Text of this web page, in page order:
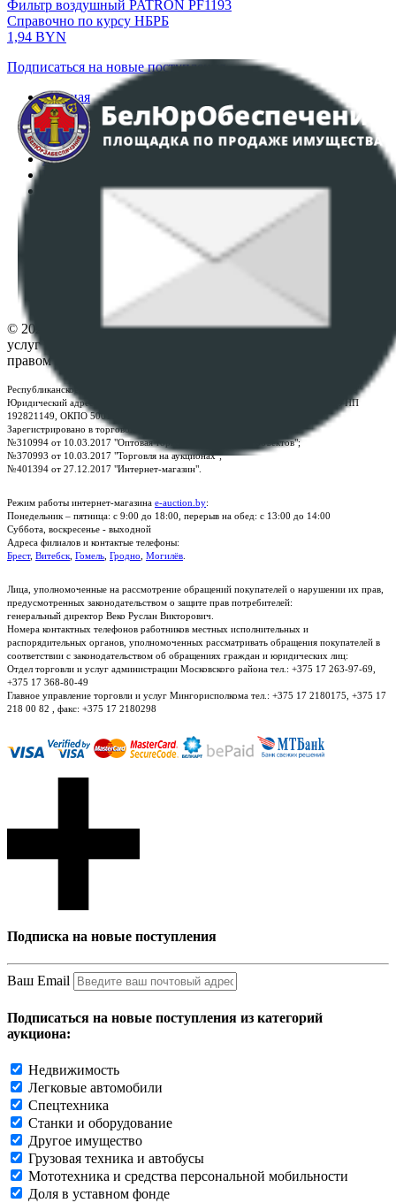
Фильтр воздушный PATRON PF1193
Справочно по курсу НБРБ
1,94 BYN
Подписаться на новые поступления
Главная
Аукционы
Интернет-магазин
Регламент организации и проведения торгов
Политика в отношении обработки персональных
ПОЛОЖЕНИЕ О ПОЛИТИКЕ ОБРАБОТКИ COOKIE-
Настройки cookie-файлов
© 2026 Республиканское унитарное предприятие по оказанию
услуг "БелЮрОбеспечение" - Все права защищены авторским
правом
Республиканское унитарное предприятие по оказанию услуг "БелЮрОбеспечение"
Юридический адрес: г. Минск, пр-т. Дзержинского, 1Б, e-mail:
, УНП
192821149, ОКПО 500111895000
Зарегистрировано в торговом реестре Республики Беларусь:
№310994 от 10.03.2017 "Оптовая торговля без торговых объектов";
№370993 от 10.03.2017 "Торговля на аукционах";
№401394 от 27.12.2017 "Интернет-магазин".
Режим работы интернет-магазина e-auction.by:
Понедельник – пятница: с 9:00 до 18:00, перерыв на обед: с 13:00 до 14:00
Суббота, воскресенье - выходной
Адреса филиалов и контактые телефоны:
Брест, Витебск Гомель Гродно Могилёв
Лица, уполномоченные на рассмотрение обращений покупателей о нарушении их прав,
предусмотренных законодательством о защите прав потребителей:
генеральный директор Веко Руслан Викторович.
Номера контактных телефонов работников местных исполнительных и
распорядительных органов, уполномоченных рассматривать обращения покупателей в
соответствии с законодательством об обращениях граждан и юридических лиц:
Отдел торговли и услуг администрации Московского района тел.: +375 17 263-97-69,
+375 17 368-80-49
Главное управление торговли и услуг Мингорисполкома тел.: +375 17 2180175, +375 17
218 00 82 , факс: +375 17 2180298
Подписка на новые поступления
Ваш Email
Подписаться на новые поступления из категорий
аукциона:
Недвижимость
Легковые автомобили
Спецтехника
Станки и оборудование
Другое имущество
Грузовая техника и автобусы
Мототехника и средства персональной мобильности
Доля в уставном фонде